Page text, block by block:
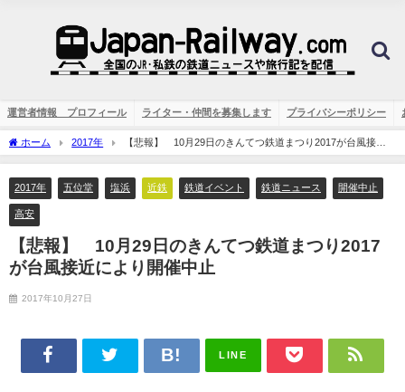
運営者情報 プロフィール ライター・仲間を募集します プライバシーポリシー
ホーム 2017年
【悲報】 10月29日のきんてつ鉄道まつり2017が台風接近
により開催中止
2017年 五位堂 塩浜 近鉄 鉄道イベント 鉄道ニュース 開催中止
高安
【悲報】 10月29日のきんてつ鉄道まつり2017
が台風接近により開催中止
2017年10月27日
LINE